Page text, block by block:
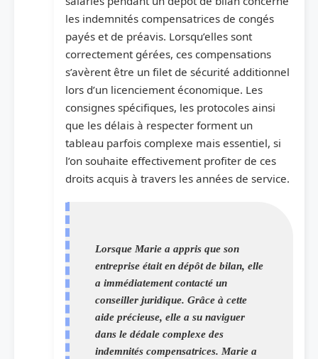
les indemnités compensatrices de congés
payés et de préavis. Lorsqu’elles sont
correctement gérées, ces compensations
s’avèrent être un filet de sécurité additionnel
lors d’un licenciement économique. Les
consignes spécifiques, les protocoles ainsi
que les délais à respecter forment un
tableau parfois complexe mais essentiel, si
l’on souhaite effectivement profiter de ces
droits acquis à travers les années de service.
Lorsque Marie a appris que son
entreprise était en dépôt de bilan, elle
a immédiatement contacté un
conseiller juridique. Grâce à cette
aide précieuse, elle a su naviguer
dans le dédale complexe des
indemnités compensatrices. Marie a